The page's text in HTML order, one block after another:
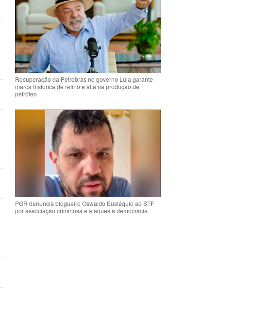
Recuperação da Petrobras no governo Lula garante
marca histórica de refino e alta na produção de
petróleo
PGR denuncia blogueiro Oswaldo Eustáquio ao STF
por associação criminosa e ataques à democracia